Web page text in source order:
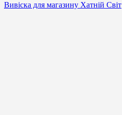
Вивіска для магазину Хатній Світ